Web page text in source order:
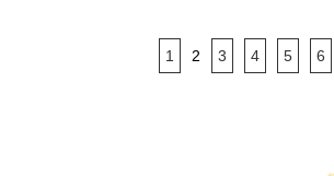
1 2 3 4 5 6